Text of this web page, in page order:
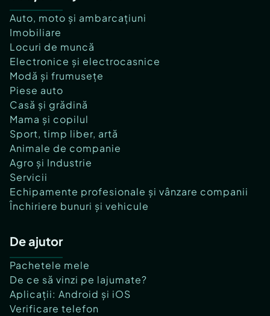
Auto, moto și ambarcațiuni
Imobiliare
Locuri de muncă
Electronice și electrocasnice
Modă și frumusețe
Piese auto
Casă și grădină
Mama și copilul
Sport, timp liber, artă
Animale de companie
Agro și Industrie
Servicii
Echipamente profesionale și vânzare companii
Închiriere bunuri și vehicule
De ajutor
Pachetele mele
De ce să vinzi pe lajumate?
Aplicații: Android și iOS
Verificare telefon